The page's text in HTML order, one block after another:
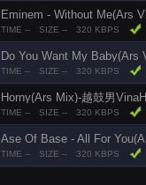
Eminem - Without Me(Ars
TIME -- SIZE -- 320 KBPS
Do You Want My Baby(Ars
TIME -- SIZE -- 320 KBPS
Horny(Ars Mix)-越鼓男
TIME -- SIZE -- 320 KBPS
Ase Of Base - All For
TIME -- SIZE -- 320 KBPS